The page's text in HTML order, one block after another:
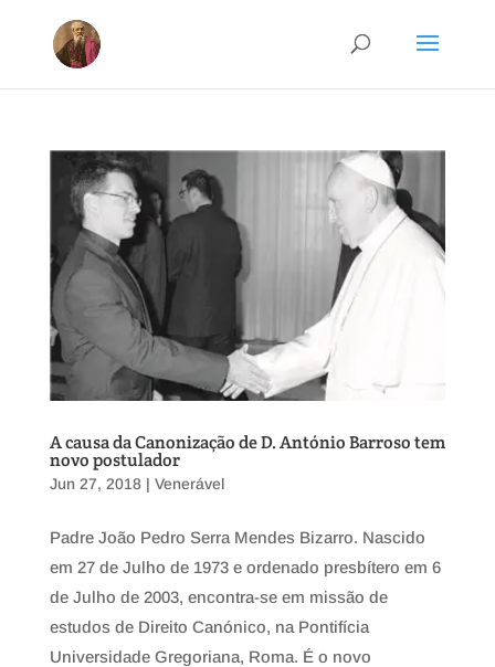
A causa da Canonização de D. António Barroso tem
novo postulador
Jun 27, 2018| Venerável
Padre João Pedro Serra Mendes Bizarro. Nascido
em 27 de Julho de 1973 e ordenado presbítero em 6
de Julho de 2003, encontra-se em missão de
estudos de Direito Canónico, na Pontifícia
Universidade Gregoriana, Roma. É o novo